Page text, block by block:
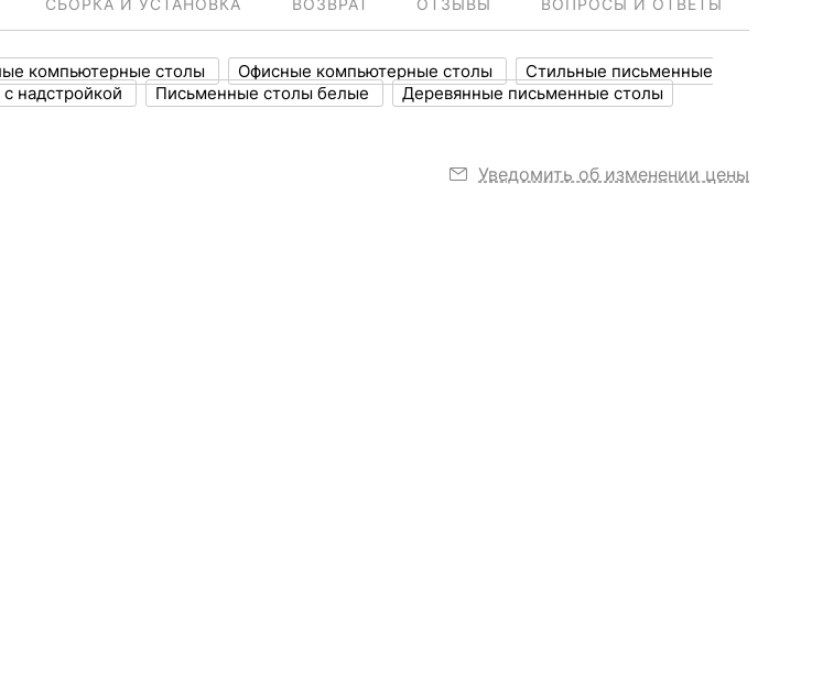
СБОРКА И УСТАНОВКА ВОЗВРАТ ОТЗЫВЫ ВОПРОСЫ И ОТВЕТЫ
компьютерные столы Офисные компьютерные столы
Стильные письменные
надстройкой Письменные столы белые
Деревянные письменные столы
Уведомить об изменении цены